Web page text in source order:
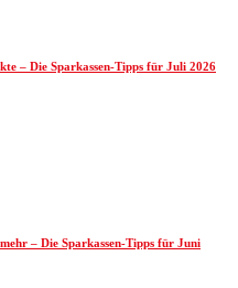
– Die Sparkassen-Tipps für Juli 2026
– Die Sparkassen-Tipps für Juni